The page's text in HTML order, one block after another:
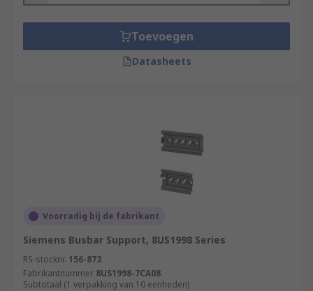
Toevoegen
Datasheets
Voorradig bij de fabrikant
Siemens Busbar Support, 8US1998 Series
RS-stocknr. 156-873
Fabrikantnummer 8US1998-7CA08
Subtotaal (1 verpakking van 10 eenheden)